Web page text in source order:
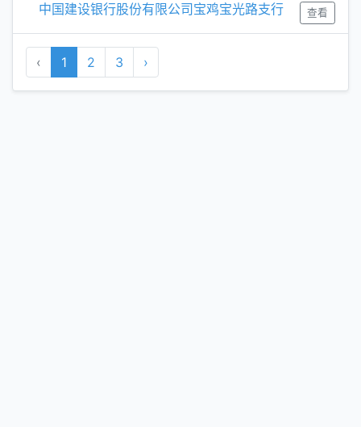
查看
中国建设银行股份有限公司宝鸡宝光路支行
‹ 1 2 3 ›